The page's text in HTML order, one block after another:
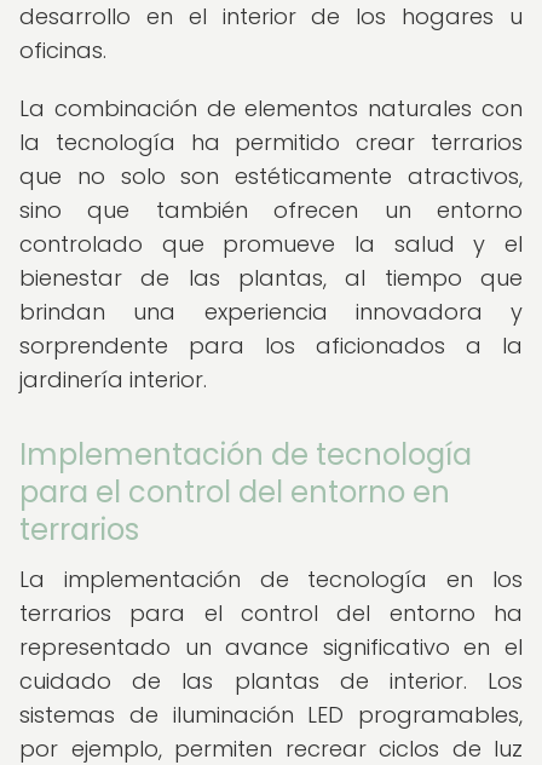
desarrollo en el interior de los hogares u
oficinas.
La combinación de elementos naturales con
la tecnología ha permitido crear terrarios
que no solo son estéticamente atractivos,
sino que también ofrecen un entorno
controlado que promueve la salud y el
bienestar de las plantas, al tiempo que
brindan una experiencia innovadora y
sorprendente para los aficionados a la
jardinería interior.
Implementación de tecnología
para el control del entorno en
terrarios
La implementación de tecnología en los
terrarios para el control del entorno ha
representado un avance significativo en el
cuidado de las plantas de interior. Los
sistemas de iluminación LED programables,
por ejemplo, permiten recrear ciclos de luz